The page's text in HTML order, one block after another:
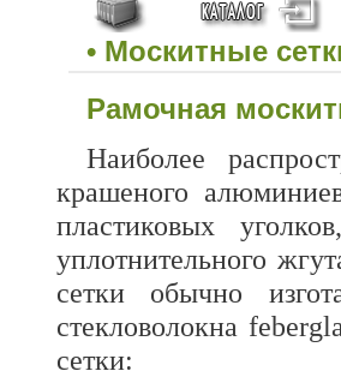
• Москитные
Рамочная
Наиболее
крашеного
пластиковых
уплотнительного
сетки обычно
стекловолокна
сетки: